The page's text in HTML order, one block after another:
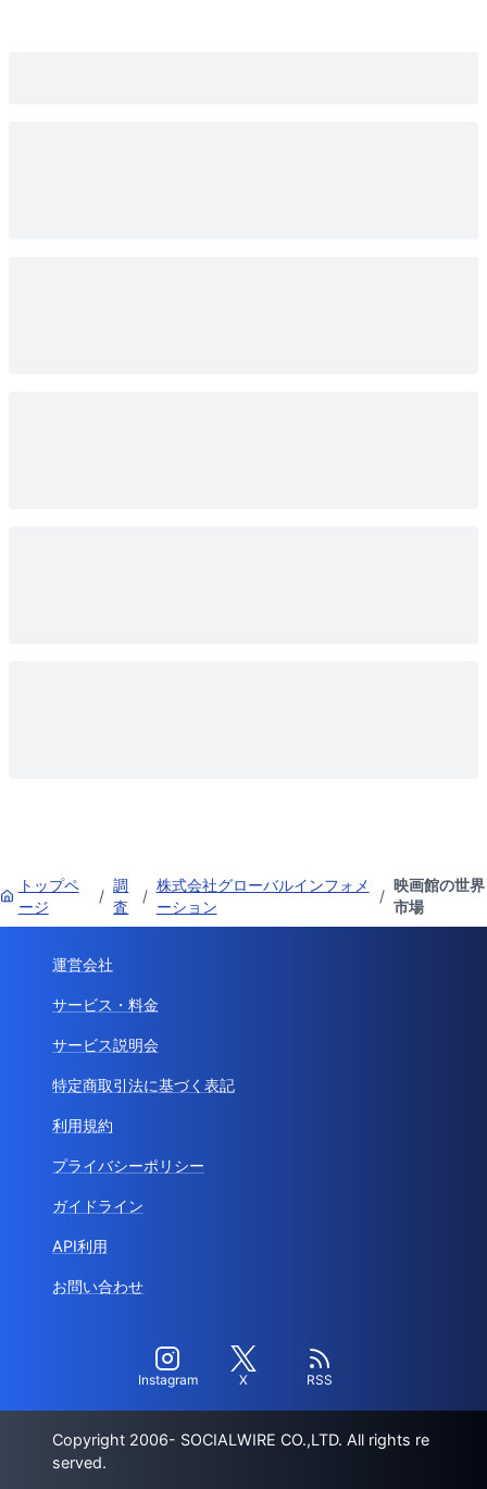
トップペ
ージ
/
調
査
/
株式会社グローバルインフォメ
ーション
/
映画館の世界
市場
運営会社
サービス・料金
サービス説明会
特定商取引法に基づく表記
利用規約
プライバシーポリシー
ガイドライン
API利用
お問い合わせ
Instagram X RSS
Copyright 2006- SOCIALWIRE CO.,LTD. All rights re
served.